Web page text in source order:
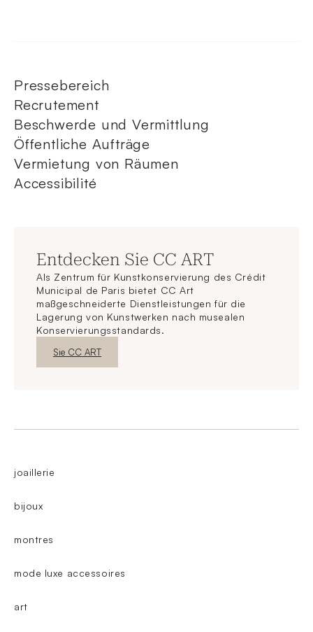
Pressebereich
Recrutement
Beschwerde und Vermittlung
Öffentliche Aufträge
Vermietung von Räumen
Accessibilité
Entdecken Sie CC ART
Als Zentrum für Kunstkonservierung des Crédit
Municipal de Paris bietet CC Art
maßgeschneiderte Dienstleistungen für die
Lagerung von Kunstwerken nach musealen
Konservierungsstandards.
Neues FensterEntdecken
Sie CC ART
joaillerie
bijoux
montres
mode luxe accessoires
art